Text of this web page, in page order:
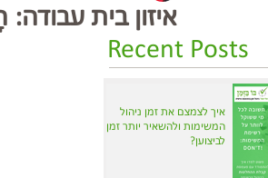
איזון בית עבודה: הָיֹה
Recent Posts
איך לצמצם את זמן ניהול
המשימות ולהשאיר יותר זמן
לביצוען?